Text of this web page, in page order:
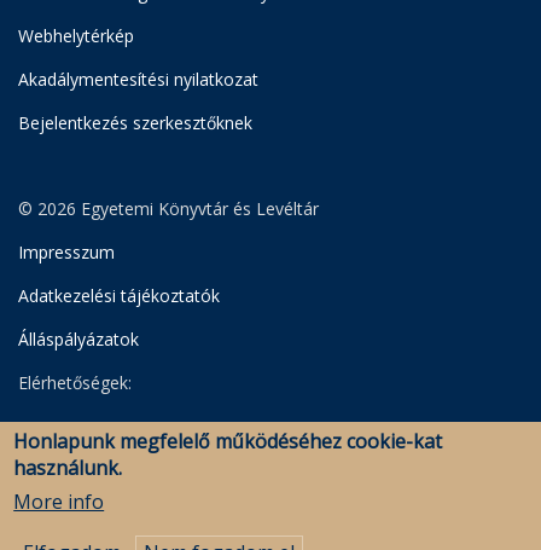
Webhelytérkép
Akadálymentesítési nyilatkozat
Bejelentkezés szerkesztőknek
© 2026 Egyetemi Könyvtár és Levéltár
Impresszum
Adatkezelési tájékoztatók
Álláspályázatok
Elérhetőségek:
Egyetemi Könyvtár
Levéltár
Honlapunk megfelelő működéséhez cookie-kat
használunk.
More info